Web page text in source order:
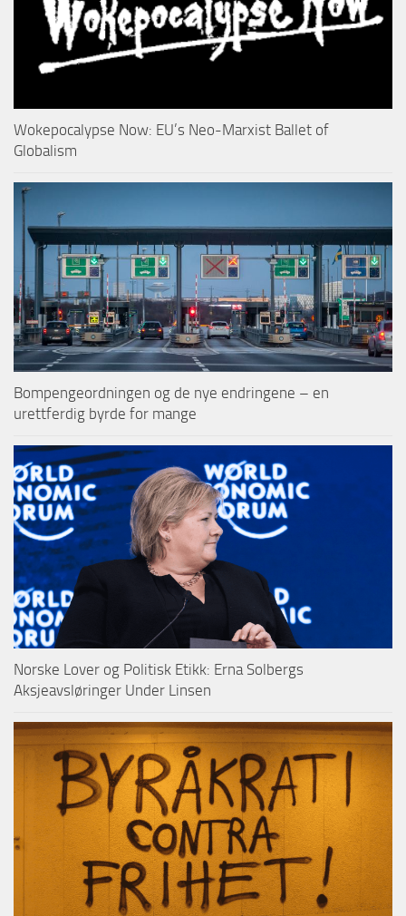
Wokepocalypse Now: EU’s Neo-Marxist Ballet of
Globalism
Bompengeordningen og de nye endringene – en
urettferdig byrde for mange
Norske Lover og Politisk Etikk: Erna Solbergs
Aksjeavsløringer Under Linsen